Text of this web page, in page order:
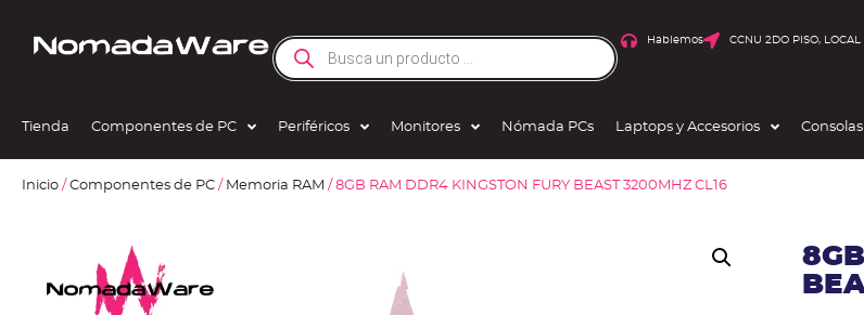
Hablemos CCNU 2DO PISO,
Tienda Componentes de PC Periféricos Monitores Nómada PCs Laptops y Accesorios Consolas
Inicio / Componentes de PC / Memoria RAM / 8GB RAM DDR4 KINGSTON FURY BEAST 3200MHZ CL16